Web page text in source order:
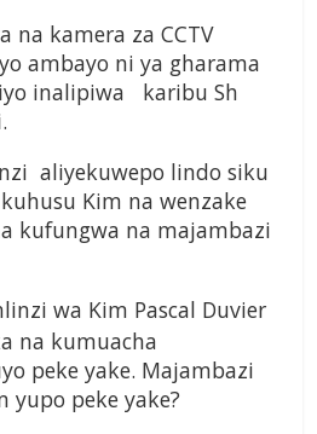
na kamera za CCTV
ambayo ni ya gharama
inalipiwa karibu Sh
aliyekuwepo lindo siku
Kim na wenzake
kufungwa na majambazi
wa Kim Pascal Duvier
na kumuacha
peke yake. Majambazi
yupo peke yake?